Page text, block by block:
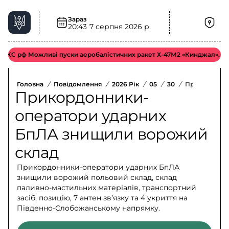
Зараз
20:43 7 серпня 2026 р.
рф Можливі пуски аеробалістичних ракет Х-47М2 «Кинджал».
Головна / Повідомлення / 2026 Рік / 05 / 30 /
Прикордонники-
оператори ударних
БпЛА знищили ворожий
склад
Прикордонники-оператори ударних БпЛА
знищили ворожий польовий склад, склад
паливно-мастильних матеріалів, транспортний
засіб, позицію, 7 антен зв’язку та 4 укриття на
Південно-Слобожанському напрямку.